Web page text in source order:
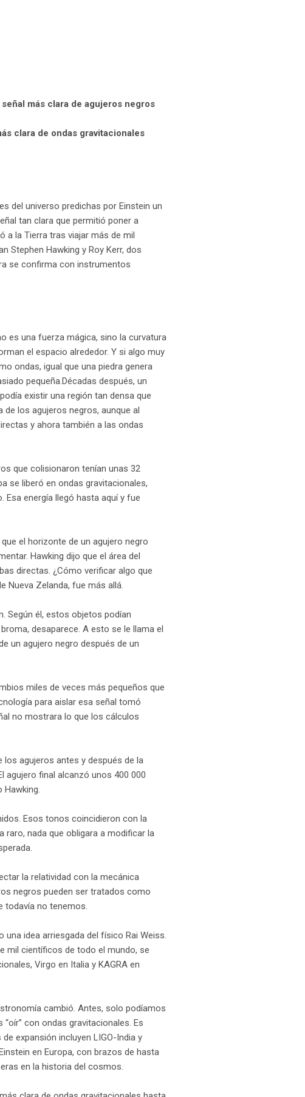
más clara de agujeros negros
clara de ondas gravitacionales
del universo predichas por Einstein un
tan clara que permitió poner a
a la Tierra tras viajar más de mil
Stephen Hawking y Roy Kerr, dos
se confirma con instrumentos
es una fuerza mágica, sino la curvatura
el espacio alrededor. Y si algo muy
ondas, igual que una piedra genera
pequeña.Décadas después, un
existir una región tan densa que
los agujeros negros, aunque al
y ahora también a las ondas
que colisionaron tenían unas 32
se liberó en ondas gravitacionales,
energía llegó hasta aquí y fue
el horizonte de un agujero negro
Hawking dijo que el área del
directas. ¿Cómo verificar algo que
Nueva Zelanda, fue más allá.
Según él, estos objetos podían
desaparece. A esto se le llama el
un agujero negro después de un
miles de veces más pequeños que
para aislar esa señal tomó
no mostrara lo que los cálculos
agujeros antes y después de la
agujero final alcanzó unos 400 000
Hawking.
Esos tonos coincidieron con la
raro, nada que obligara a modificar la
la relatividad con la mecánica
negros pueden ser tratados como
todavía no tenemos.
idea arriesgada del físico Rai Weiss.
mil científicos de todo el mundo, se
Virgo en Italia y KAGRA en
cambió. Antes, solo podíamos
con ondas gravitacionales. Es
expansión incluyen LIGO-India y
en Europa, con brazos de hasta
en la historia del cosmos.